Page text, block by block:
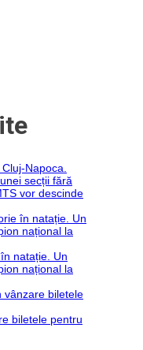
Napoca.
secții fără
vor descinde
în natație. Un
național la
natație. Un
național la
vânzare biletele
biletele pentru